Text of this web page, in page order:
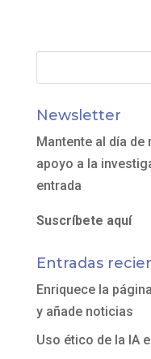
Newsletter
Mantente al día
apoyo a la
entrada
Suscríbete aquí
Entradas
Enriquece la
y añade noticias
Uso ético de la IA